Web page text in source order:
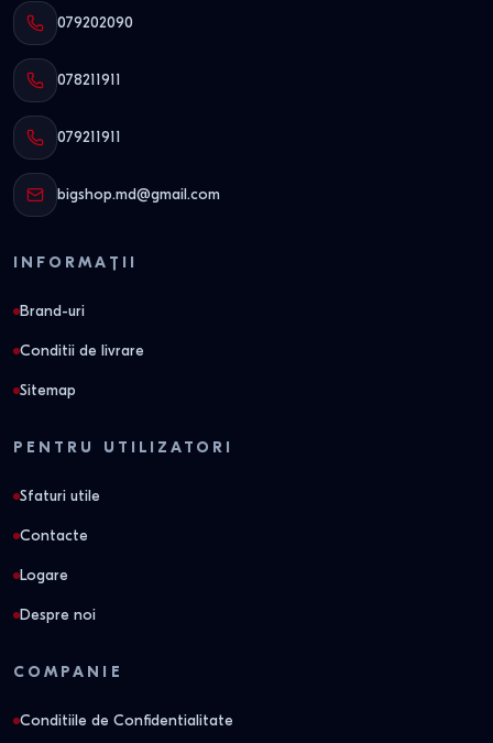
079202090
078211911
079211911
bigshop.md@gmail.com
INFORMAȚII
Brand-uri
Conditii de livrare
Sitemap
PENTRU UTILIZATORI
Sfaturi utile
Contacte
Logare
Despre noi
COMPANIE
Conditiile de Confidentialitate